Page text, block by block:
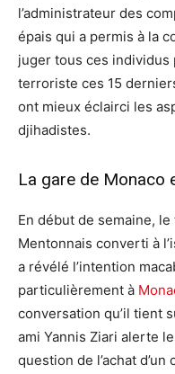
l’administrateur des
épais qui a permis à la
juger tous ces
terroriste ces 15
ont mieux éclairci les
djihadistes.
La gare de Monaco
En début de semaine,
Mentonnais converti à
a révélé l’intention
particulièrement à
conversation qu’il tient
ami Yannis Ziari alerte
question de l’achat